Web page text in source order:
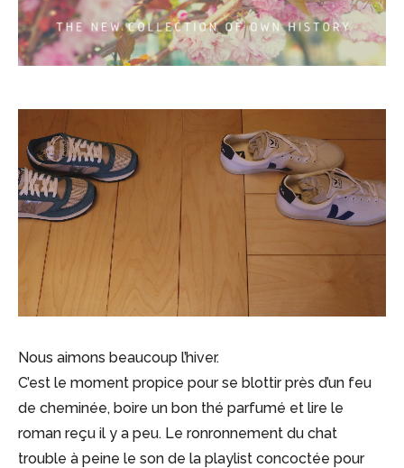
Nous aimons beaucoup l’hiver.
C’est le moment propice pour se blottir près d’un feu
de cheminée, boire un bon thé parfumé et lire le
roman reçu il y a peu. Le ronronnement du chat
trouble à peine le son de la playlist concoctée pour